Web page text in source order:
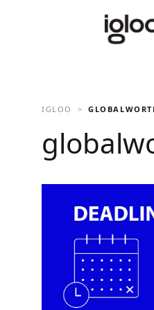
IGLOO